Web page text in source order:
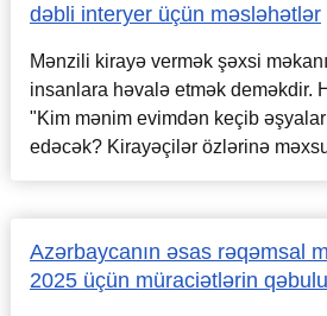
dəbli interyer üçün məsləhətlər
Mənzili kirayə vermək şəxsi
insanlara həvalə etmək deməkdir.
"Kim mənim evimdən keçib
edəcək? Kirayəçilər özlərinə
Azərbaycanın əsas rəqəmsal
2025 üçün müraciətlərin